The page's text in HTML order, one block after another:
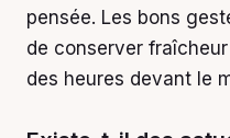
pensée. Les bons
de conserver
des heures devant le